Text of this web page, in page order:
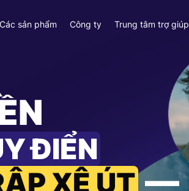
Các sản phẩm Công ty Trung tâm trợ giúp
ĐIỂN
XÊ ÚT—